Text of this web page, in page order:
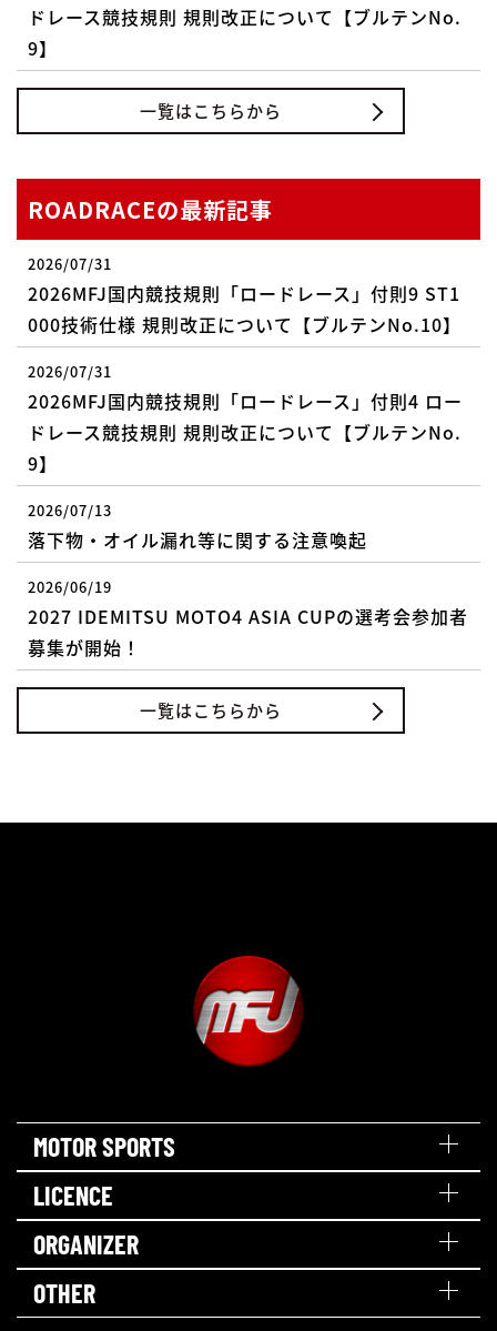
ドレース競技規則 規則改正について【ブルテンNo.
9】
一覧はこちらから
ROADRACEの最新記事
2026/07/31
2026MFJ国内競技規則「ロードレース」付則9 ST1
000技術仕様 規則改正について【ブルテンNo.10】
2026/07/31
2026MFJ国内競技規則「ロードレース」付則4 ロー
ドレース競技規則 規則改正について【ブルテンNo.
9】
2026/07/13
落下物・オイル漏れ等に関する注意喚起
2026/06/19
2027 IDEMITSU MOTO4 ASIA CUPの選考会参加者
募集が開始！
一覧はこちらから
MOTOR SPORTS
LICENCE
ORGANIZER
OTHER